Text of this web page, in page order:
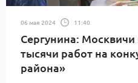
06 мая 2024 11:40
Сергунина:
тысячи работ на
района»